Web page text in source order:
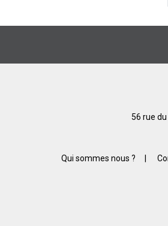
56 rue
Qui sommes nous ?